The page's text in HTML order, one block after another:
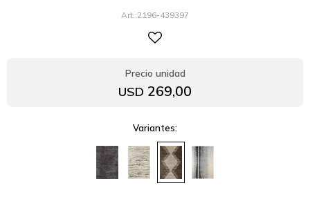
2196-439397
USD 269,00
Variantes: